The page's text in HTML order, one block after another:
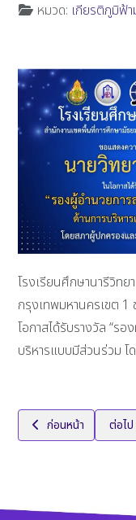
หมวด: เกียรติภูมิฟ้
โรงเรียนศึกษานารีวิท
กรุงเทพมหานครเขต 1
โอกาสได้รับรางวัล “ร
บริหารแบบมีส่วนร่วม โ
เนื้อหาก่อนหน้า: ขอแส
ก่อนหน้า เนื้อ
ต่อไป